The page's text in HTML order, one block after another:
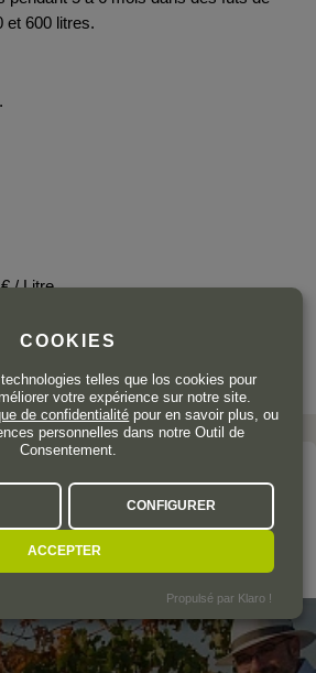
et 600 litres.
/ Litre
COOKIES
telles que los cookies pour
votre expérience sur notre site.
de confidentialité pour en savoir plus, ou
personnelles dans notre Outil de
Consentement.
CONFIGURER
ACCEPTER
Propulsé par Klaro !